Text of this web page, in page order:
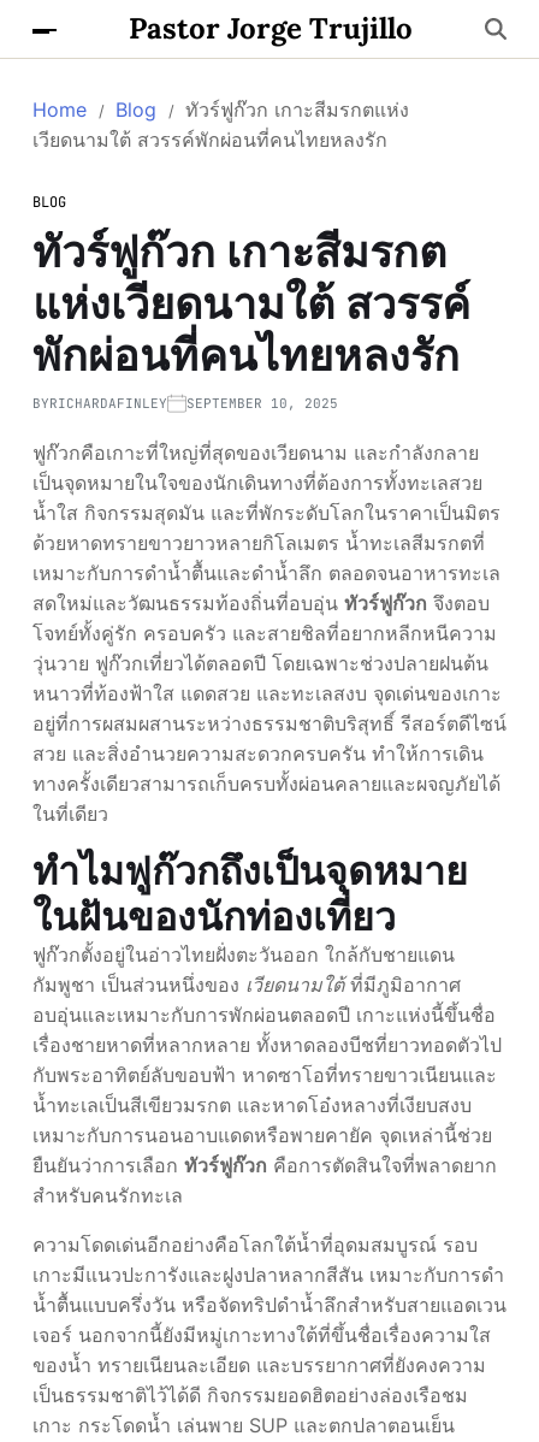
Pastor Jorge Trujillo
Home Blog
ทัวร์ฟูก๊วก เกาะสีมรกตแห่ง
เวียดนามใต้ สวรรค์พักผ่อนที่คนไทยหลงรัก
BLOG
ทัวร์ฟูก๊วก เกาะสีมรกต
แห่งเวียดนามใต้ สวรรค์
พักผ่อนที่คนไทยหลงรัก
BYRICHARDAFINLEY SEPTEMBER 10, 2025
ฟูก๊วกคือเกาะที่ใหญ่ที่สุดของเวียดนาม และกำลังกลาย
เป็นจุดหมายในใจของนักเดินทางที่ต้องการทั้งทะเลสวย
น้ำใส กิจกรรมสุดมัน และที่พักระดับโลกในราคาเป็นมิตร
ด้วยหาดทรายขาวยาวหลายกิโลเมตร น้ำทะเลสีมรกตที่
เหมาะกับการดำน้ำตื้นและดำน้ำลึก ตลอดจนอาหารทะเล
สดใหม่และวัฒนธรรมท้องถิ่นที่อบอุ่น ทัวร์ฟูก๊วก จึงตอบ
โจทย์ทั้งคู่รัก ครอบครัว และสายชิลที่อยากหลีกหนีความ
วุ่นวาย ฟูก๊วกเที่ยวได้ตลอดปี โดยเฉพาะช่วงปลายฝนต้น
หนาวที่ท้องฟ้าใส แดดสวย และทะเลสงบ จุดเด่นของเกาะ
อยู่ที่การผสมผสานระหว่างธรรมชาติบริสุทธิ์ รีสอร์ตดีไซน์
สวย และสิ่งอำนวยความสะดวกครบครัน ทำให้การเดิน
ทางครั้งเดียวสามารถเก็บครบทั้งผ่อนคลายและผจญภัยได้
ในที่เดียว
ทำไมฟูก๊วกถึงเป็นจุดหมาย
ในฝันของนักท่องเที่ยว
ฟูก๊วกตั้งอยู่ในอ่าวไทยฝั่งตะวันออก ใกล้กับชายแดน
กัมพูชา เป็นส่วนหนึ่งของ เวียดนามใต้ที่มีภูมิอากาศ
อบอุ่นและเหมาะกับการพักผ่อนตลอดปี เกาะแห่งนี้ขึ้นชื่อ
เรื่องชายหาดที่หลากหลาย ทั้งหาดลองบีชที่ยาวทอดตัวไป
กับพระอาทิตย์ลับขอบฟ้า หาดซาโอที่ทรายขาวเนียนและ
น้ำทะเลเป็นสีเขียวมรกต และหาดโอ๋งหลางที่เงียบสงบ
เหมาะกับการนอนอาบแดดหรือพายคายัค จุดเหล่านี้ช่วย
ยืนยันว่าการเลือก ทัวร์ฟูก๊วก คือการตัดสินใจที่พลาดยาก
สำหรับคนรักทะเล
ความโดดเด่นอีกอย่างคือโลกใต้น้ำที่อุดมสมบูรณ์ รอบ
เกาะมีแนวปะการังและฝูงปลาหลากสีสัน เหมาะกับการดำ
น้ำตื้นแบบครึ่งวัน หรือจัดทริปดำน้ำลึกสำหรับสายแอดเวน
เจอร์ นอกจากนี้ยังมีหมู่เกาะทางใต้ที่ขึ้นชื่อเรื่องความใส
ของน้ำ ทรายเนียนละเอียด และบรรยากาศที่ยังคงความ
เป็นธรรมชาติไว้ได้ดี กิจกรรมยอดฮิตอย่างล่องเรือชม
เกาะ กระโดดน้ำ เล่นพาย SUP และตกปลาตอนเย็น